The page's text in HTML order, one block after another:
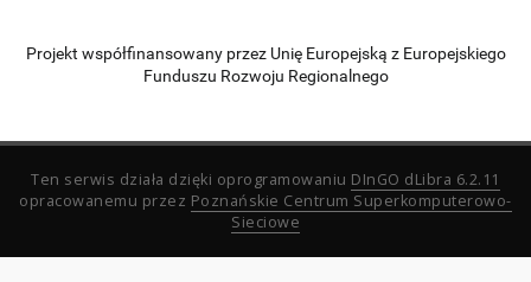
Projekt współfinansowany przez Unię Europejską z Europejskiego
Funduszu Rozwoju Regionalnego
Ten serwis działa dzięki oprogramowaniu DInGO dLibra 6.2.11
opracowanemu przez Poznańskie Centrum Superkomputerowo-
Sieciowe